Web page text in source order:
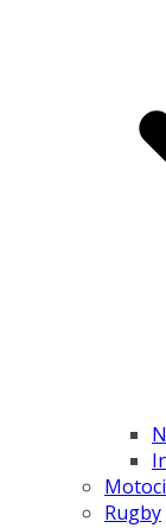
Rugby